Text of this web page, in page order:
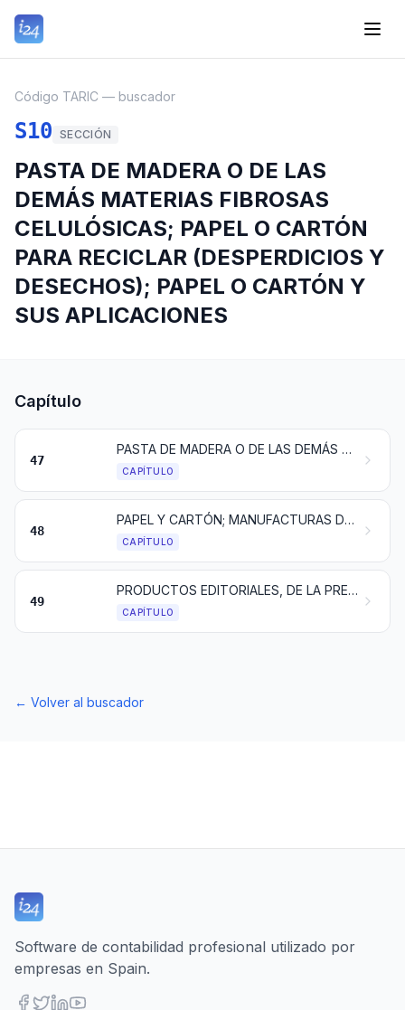
Código TARIC — buscador
S10 SECCIÓN
PASTA DE MADERA O DE LAS
DEMÁS MATERIAS FIBROSAS
CELULÓSICAS; PAPEL O CARTÓN
PARA RECICLAR (DESPERDICIOS Y
DESECHOS); PAPEL O CARTÓN Y
SUS APLICACIONES
Capítulo
47
PASTA DE MADERA O DE LAS DEMÁS MATERIAS FIBROSAS CELULÓSICAS; PAPEL O CARTÓN PARA RECICLAR (DESPERDICIOS Y DESECHOS)
CAPÍTULO
48
PAPEL Y CARTÓN; MANUFACTURAS DE PASTA DE CELULOSA, DE PAPEL O CARTÓN
CAPÍTULO
49
PRODUCTOS EDITORIALES, DE LA PRENSA Y DE LAS DEMÁS INDUSTRIAS GRÁFICAS; TEXTOS MANUSCRITOS O MECANOGRAFIADOS Y PLANOS
CAPÍTULO
← Volver al buscador
Software de contabilidad profesional utilizado por
empresas en Spain.